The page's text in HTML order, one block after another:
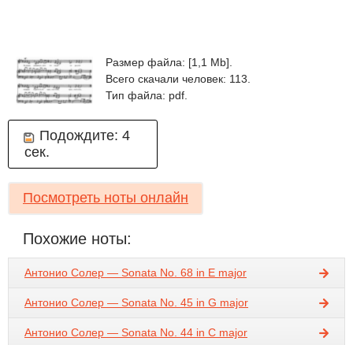
Размер файла: [1,1 Mb].
Всего скачали человек: 113.
Тип файла: pdf.
Подождите: 4
сек.
Посмотреть ноты онлайн
Похожие ноты:
Антонио Солер — Sonata No. 68 in E major
Антонио Солер — Sonata No. 45 in G major
Антонио Солер — Sonata No. 44 in C major